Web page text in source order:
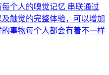
个人的嗅觉记忆 串联通过
触觉的完整体验，可以增加
事物每个人都会有着不一样